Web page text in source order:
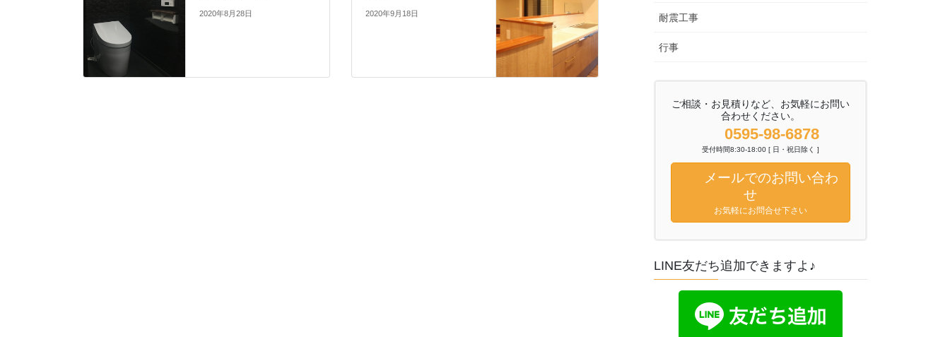
2020年8月28日 2020年9月18日 耐震工事
行事
ご相談・お見積りなど、お気軽にお問い
合わせください。
0595-98-6878
受付時間8:30-18:00 [ 日・祝日除く ]
メールでのお問い合わ
せ
お気軽にお問合せ下さい
LINE友だち追加できますよ♪